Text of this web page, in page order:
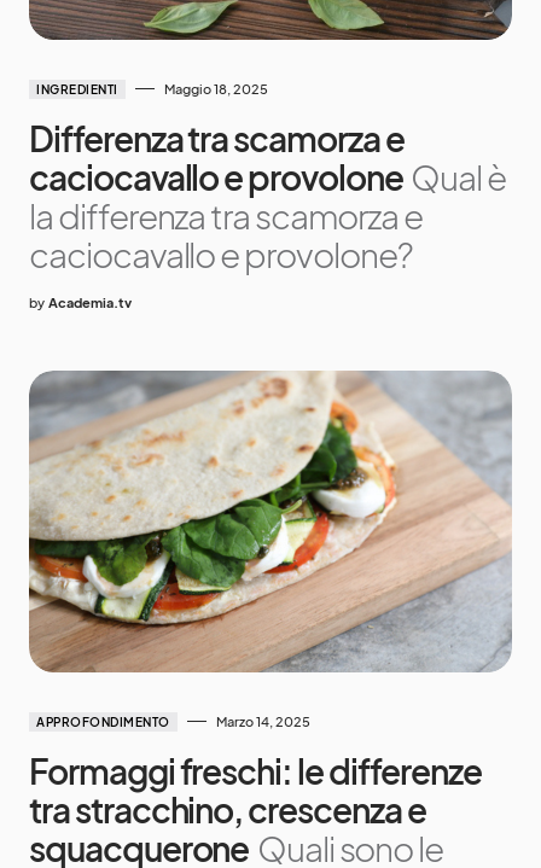
INGREDIENTI Maggio 18, 2025
Differenza tra scamorza e
caciocavallo e provolone Qual è
la differenza tra scamorza e
caciocavallo e provolone?
by Academia.tv
APPROFONDIMENTO Marzo 14, 2025
Formaggi freschi: le differenze
tra stracchino, crescenza e
squacquerone Quali sono le